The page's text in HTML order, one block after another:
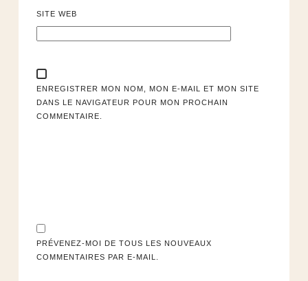
SITE WEB
ENREGISTRER MON NOM, MON E-MAIL ET MON SITE
DANS LE NAVIGATEUR POUR MON PROCHAIN
COMMENTAIRE.
PRÉVENEZ-MOI DE TOUS LES NOUVEAUX
COMMENTAIRES PAR E-MAIL.